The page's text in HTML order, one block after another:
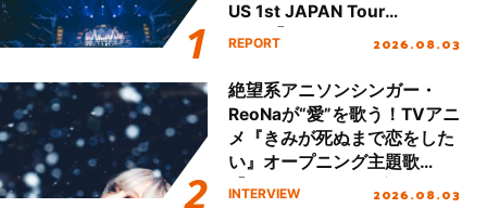
US 1st JAPAN Tour
Final「NICE to meet YOU
ート!!
REPORT 2026.08.03
絶望系アニソンシンガー・
ReoNaが“愛”を歌う！TVアニ
メ『きみが死ぬまで恋をした
い』オープニング主題歌
「Amore」インタビュー
INTERVIEW 2026.08.03